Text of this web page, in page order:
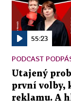
55:23
PODCAST
Utajený
první volby,
reklamu. A